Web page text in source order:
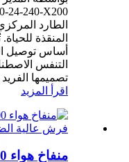
الطارد
المنقذة
أساس توصيل
التنفس
تصميمها
اقرأ المزيد